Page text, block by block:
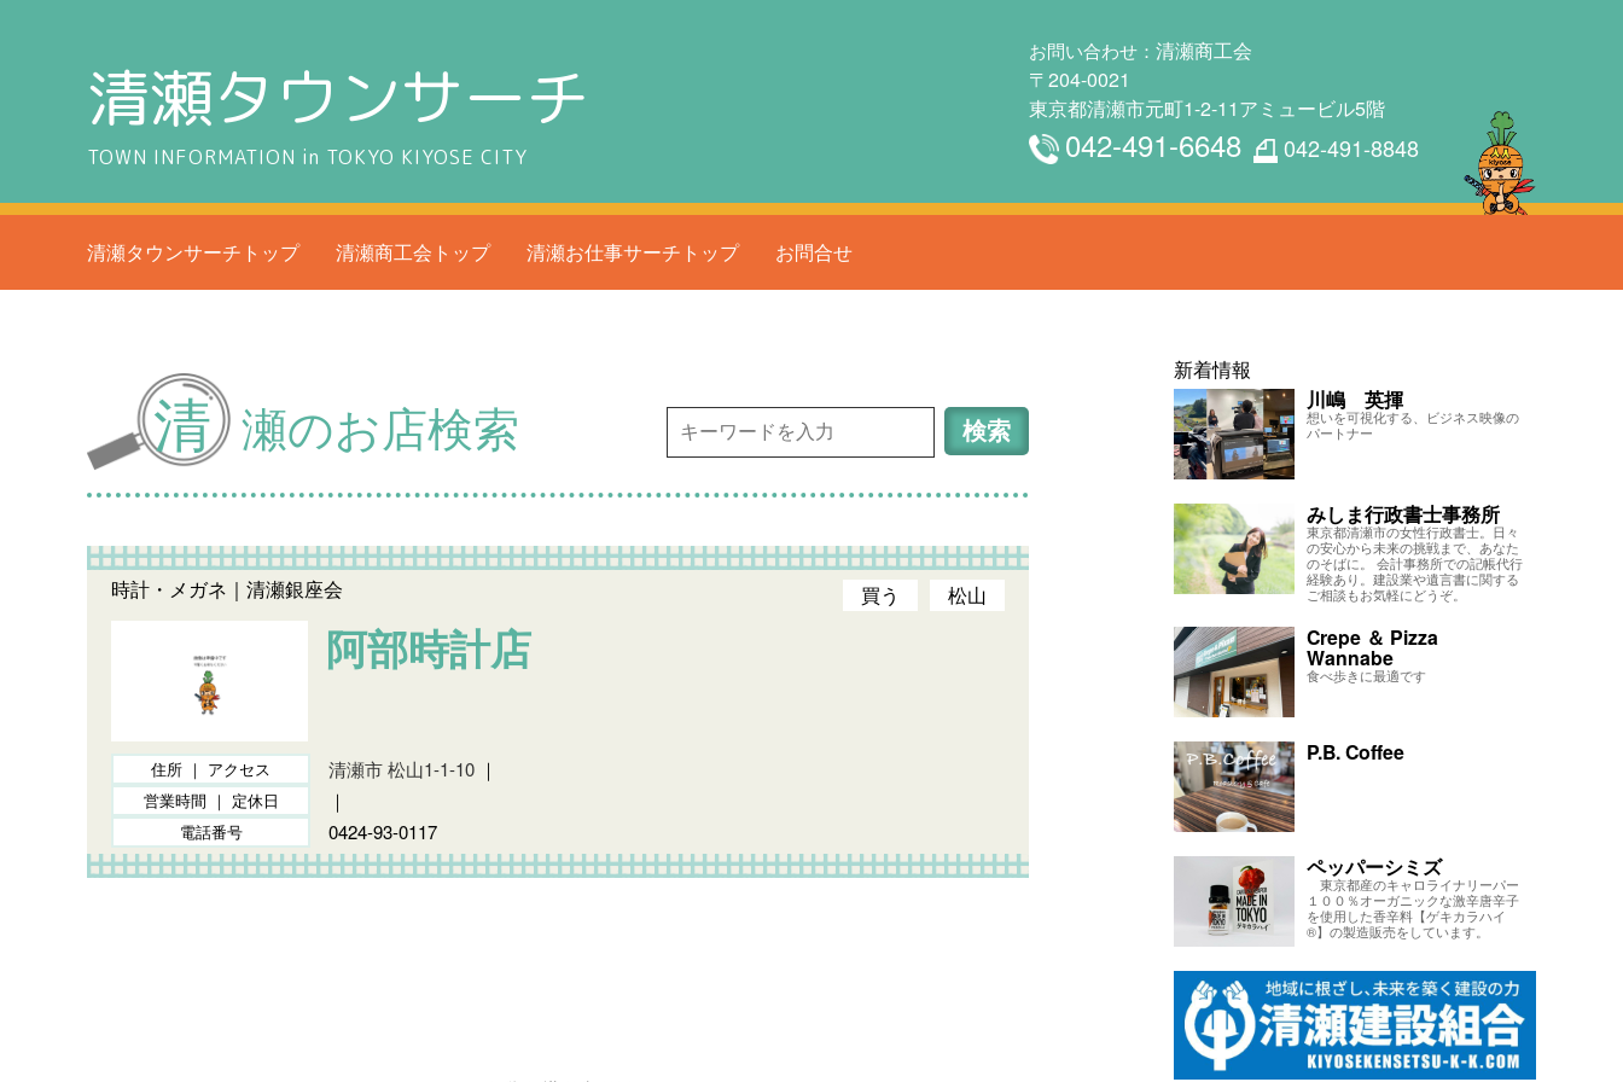
清瀬タウンサーチ
TOWN INFORMATION in TOKYO KIYOSE CITY
お問い合わせ： 清瀬商工会
〒204-0021
東京都清瀬市元町1-2-11アミュービル5階
042-491-6648 042-491-8848
清瀬タウンサーチトップ 清瀬商工会トップ 清瀬お仕事サーチトップ お問合せ
清 瀬のお店検索
時計・メガネ｜清瀬銀座会
阿部時計店
住所 ｜ アクセス 清瀬市 松山1-1-10｜
営業時間 ｜ 定休日 ｜
電話番号 0424-93-0117
買う 松山
新着情報
川嶋 英揮
想いを可視化する、ビジネス映像の
パートナー
みしま行政書士事務所
東京都清瀬市の女性行政書士。日々
の安心から未来の挑戦まで、あなた
のそばに。 会計事務所での記帳代行
経験あり。建設業や遺言書に関する
ご相談もお気軽にどうぞ。
Crepe ＆ Pizza
Wannabe
食べ歩きに最適です
P.B. Coffee
ペッパーシミズ
東京都産のキャロライナリーパー
１００％オーガニックな激辛唐辛子
を使用した香辛料【ゲキカラハイ
®】の製造販売をしています。